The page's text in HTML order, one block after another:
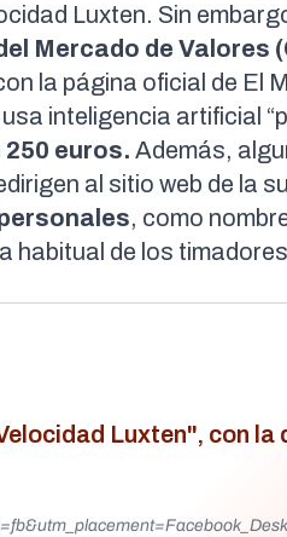
Luxten. Sin
Mercado de Valores
la página oficial de El
inteligencia artificial
250 euros. Además,
al sitio web de la
, como
habitual de los
Luxten", con la